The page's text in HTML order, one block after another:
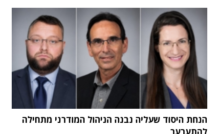
הנחת היסוד שעליה נבנה הניהול המודרני מתחילה
להתערער